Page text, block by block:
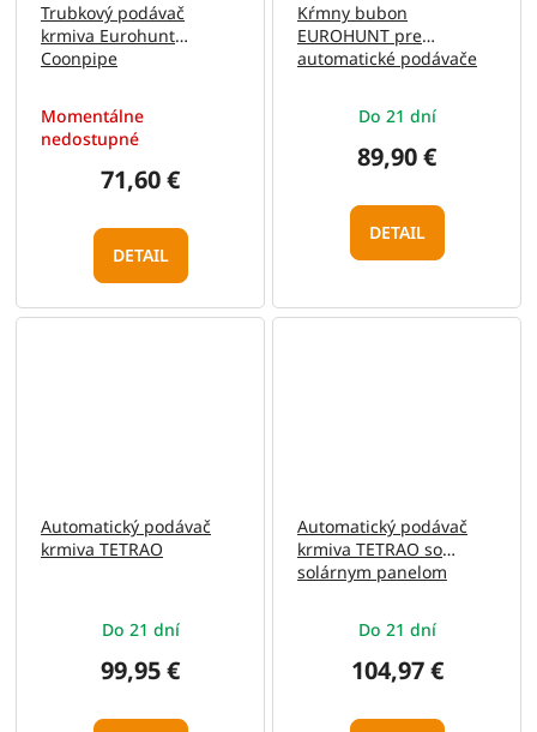
Trubkový podávač
krmiva Eurohunt
Coonpipe
Momentálne
nedostupné
71,60 €
DETAIL
Kŕmny bubon
EUROHUNT pre
automatické podávače
Do 21 dní
89,90 €
DETAIL
Automatický podávač
krmiva TETRAO
Do 21 dní
99,95 €
Automatický podávač
krmiva TETRAO so
solárnym panelom
Do 21 dní
104,97 €